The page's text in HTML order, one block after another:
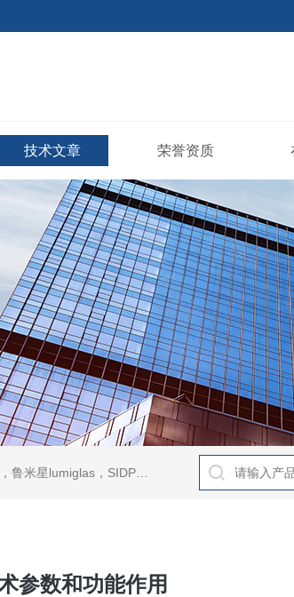
技术文章 荣誉资质
露点仪，进口气体分析仪
参数和功能作用